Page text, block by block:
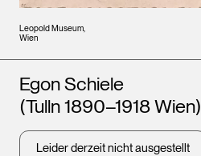
Leopold Museum,
Wien
Künstler*innen
Egon Schiele
(Tulln 1890–1918 Wien)
Leider derzeit nicht ausgestellt